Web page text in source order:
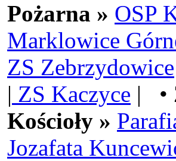
Pożarna » OSP
Marklowice
ZS Zebrzydowice
| ZS Kaczyce | •
Kościoły »
Jozafata